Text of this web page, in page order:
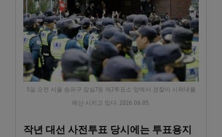
5일 오전 서울 송파구 잠실7동 제2투표소 앞에서 경찰이 시위대를
해산 시키고 있다. 2026.06.05.
작년 대선 사전투표 당시에는 투표용지